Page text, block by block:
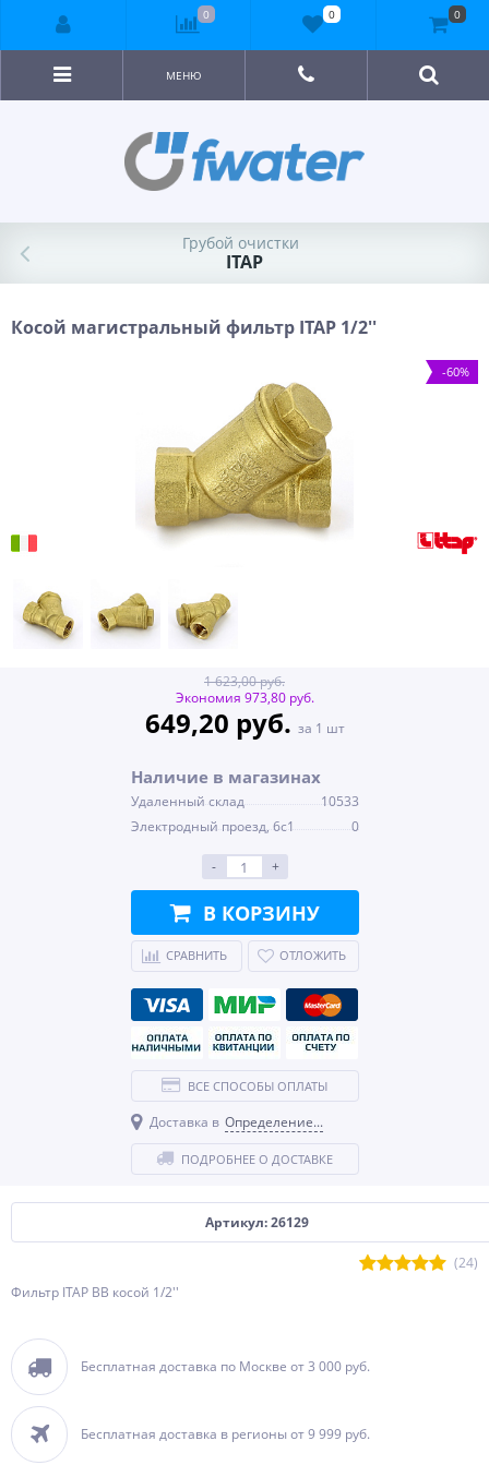
МЕНЮ
Грубой очистки
ITAP
Косой магистральный фильтр ITAP 1/2''
-60%
Артикул: 26129
(24)
Фильтр ITAP ВВ косой 1/2''
Бесплатная доставка по Москве от 3 000 руб.
Бесплатная доставка в регионы от 9 999 руб.
1 623,00 руб.
Экономия 973,80 руб.
649,20 руб. за 1 шт
Наличие в магазинах
Удаленный склад
10533
Электродный проезд, 6с1
0
- +
В КОРЗИНУ
СРАВНИТЬ ОТЛОЖИТЬ
ВСЕ СПОСОБЫ ОПЛАТЫ
Доставка в Определение...
ПОДРОБНЕЕ О ДОСТАВКЕ
0 0 0